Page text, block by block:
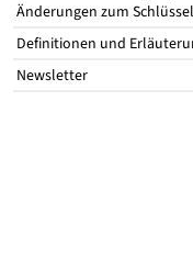
Änderungen zum
Definitionen und
Newsletter